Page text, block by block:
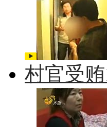
村官受